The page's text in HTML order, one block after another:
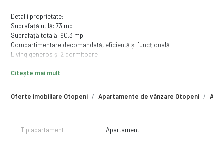
Oferte imobiliare Otopeni Apartamente de vânzare Otopeni
Detalii proprietate:
Suprafață utilă: 73 mp
Suprafață totală: 90,3 mp
Compartimentare decomandată, eficientă și funcțională
Living generos și 2 dormitoare
2 băi, ambele prevăzute cu ventilație naturală
Situat la etajul 4/4, într-un imobil dotat cu lift
Centrală termică proprie
Tâmplărie PVC premium, 6 camere, cu geam tripan
Citește mai mult
Tip apartament Apartament